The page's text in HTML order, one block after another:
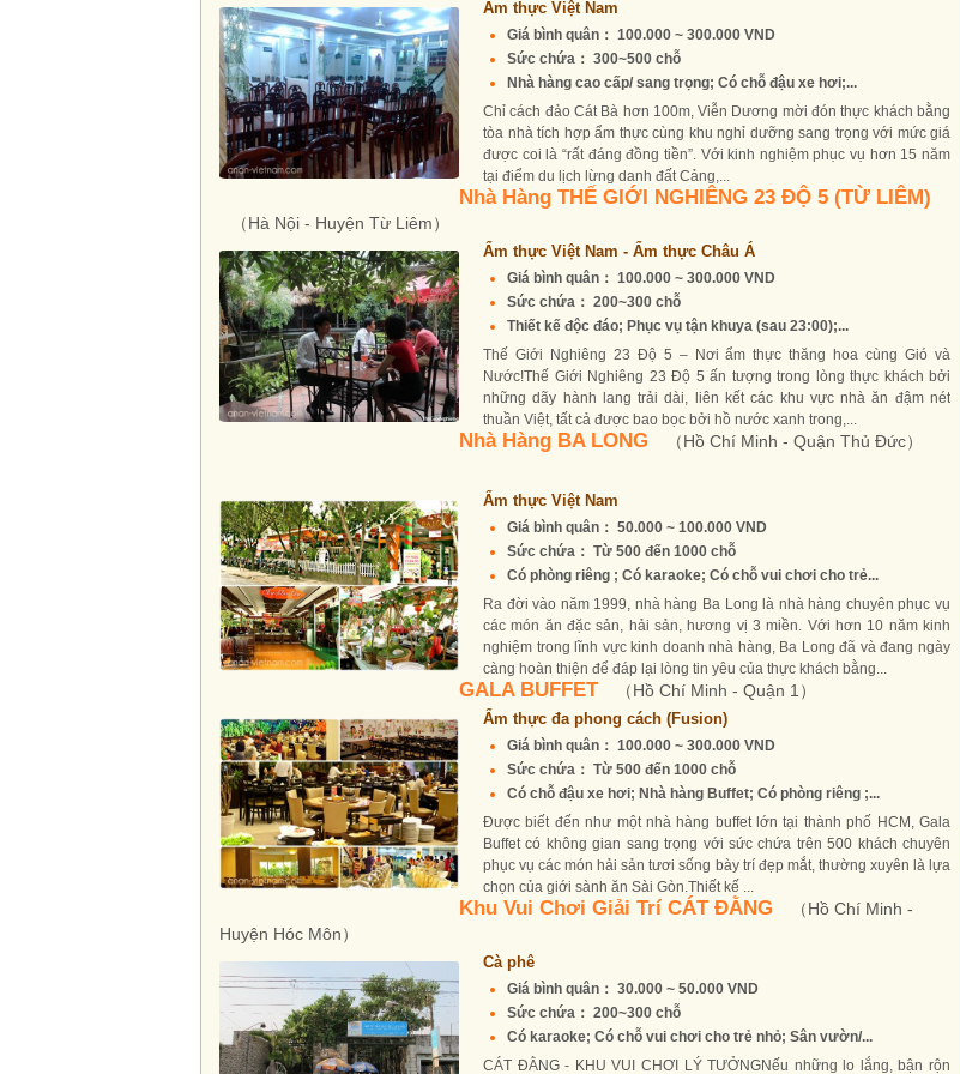
Ẩm thực Việt Nam
Giá bình quân： 100.000 ~ 300.000 VND
Sức chứa： 300~500 chỗ
Nhà hàng cao cấp/ sang trọng; Có chỗ đậu xe hơi;...
Chỉ cách đảo Cát Bà hơn 100m, Viễn Dương mời đón thực khách bằng
tòa nhà tích hợp ẩm thực cùng khu nghỉ dưỡng sang trọng với mức giá
được coi là “rất đáng đồng tiền”. Với kinh nghiệm phục vụ hơn 15 năm
tại điểm du lịch lừng danh đất Cảng,...
Nhà Hàng THẾ GIỚI NGHIÊNG 23 ĐỘ 5 (TỪ LIÊM)
（Hà Nội - Huyện Từ Liêm）
Ẩm thực Việt Nam - Ẩm thực Châu Á
Giá bình quân： 100.000 ~ 300.000 VND
Sức chứa： 200~300 chỗ
Thiết kế độc đáo; Phục vụ tận khuya (sau 23:00);...
Thế Giới Nghiêng 23 Độ 5 – Nơi ẩm thực thăng hoa cùng Gió và
Nước!Thế Giới Nghiêng 23 Độ 5 ấn tượng trong lòng thực khách bởi
những dãy hành lang trải dài, liên kết các khu vực nhà ăn đậm nét
thuần Việt, tất cả được bao bọc bởi hồ nước xanh trong,...
Nhà Hàng BA LONG （Hồ Chí Minh - Quận Thủ Đức）
Ẩm thực Việt Nam
Giá bình quân： 50.000 ~ 100.000 VND
Sức chứa： Từ 500 đến 1000 chỗ
Có phòng riêng ; Có karaoke; Có chỗ vui chơi cho trẻ...
Ra đời vào năm 1999, nhà hàng Ba Long là nhà hàng chuyên phục vụ
các món ăn đặc sản, hải sản, hương vị 3 miền. Với hơn 10 năm kinh
nghiệm trong lĩnh vực kinh doanh nhà hàng, Ba Long đã và đang ngày
càng hoàn thiện để đáp lại lòng tin yêu của thực khách bằng...
GALA BUFFET （Hồ Chí Minh - Quận 1）
Ẩm thực đa phong cách (Fusion)
Giá bình quân： 100.000 ~ 300.000 VND
Sức chứa： Từ 500 đến 1000 chỗ
Có chỗ đậu xe hơi; Nhà hàng Buffet; Có phòng riêng ;...
Được biết đến như một nhà hàng buffet lớn tại thành phố HCM, Gala
Buffet có không gian sang trọng với sức chứa trên 500 khách chuyên
phục vụ các món hải sản tươi sống bày trí đẹp mắt, thường xuyên là lựa
chọn của giới sành ăn Sài Gòn.Thiết kế ...
Khu Vui Chơi Giải Trí CÁT ĐẰNG
（Hồ Chí Minh -
Huyện Hóc Môn）
Cà phê
Giá bình quân： 30.000 ~ 50.000 VND
Sức chứa： 200~300 chỗ
Có karaoke; Có chỗ vui chơi cho trẻ nhỏ; Sân vườn/...
CÁT ĐẰNG - KHU VUI CHƠI LÝ TƯỞNGNếu những lo lắng, bận rộn